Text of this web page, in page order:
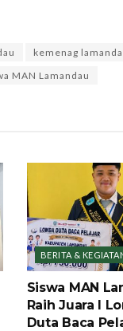
kemenag
MAN Lamandau
BERITA &
Siswa MAN
Raih Juara I
Duta Baca